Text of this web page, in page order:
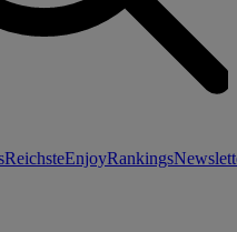
ReichsteEnjoyRankings